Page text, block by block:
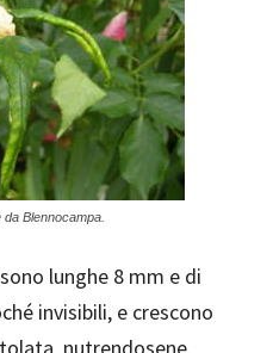
Blennocampa.
sono lunghe 8 mm e di
invisibili, e crescono
nutrendosene.